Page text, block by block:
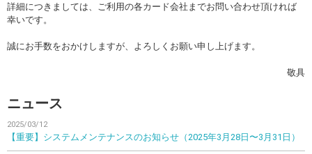
詳細につきましては、ご利用の各カード会社までお問い合わせ頂ければ
幸いです。
誠にお手数をおかけしますが、よろしくお願い申し上げます。
敬具
ニュース
2025/03/12
【重要】システムメンテナンスのお知らせ（2025年3月28日〜3月31日）